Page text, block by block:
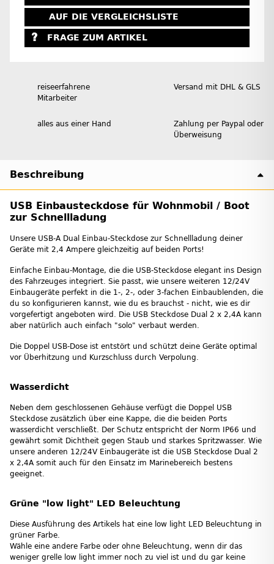
AUF DIE VERGLEICHSLISTE
FRAGE ZUM ARTIKEL
reiseerfahrene
Mitarbeiter
Versand mit DHL & GLS
alles aus einer Hand
Zahlung per Paypal oder
Überweisung
Beschreibung
USB Einbausteckdose für Wohnmobil / Boot
zur Schnellladung
Unsere USB-A Dual Einbau-Steckdose zur Schnellladung deiner
Geräte mit 2,4 Ampere gleichzeitig auf beiden Ports!
Einfache Einbau-Montage, die die USB-Steckdose elegant ins Design
des Fahrzeuges integriert. Sie passt, wie unsere weiteren 12/24V
Einbaugeräte perfekt in die 1-, 2-, oder 3-fachen Einbaublenden, die
du so konfigurieren kannst, wie du es brauchst - nicht, wie es dir
vorgefertigt angeboten wird. Die USB Steckdose Dual 2 x 2,4A kann
aber natürlich auch einfach "solo" verbaut werden.
Die Doppel USB-Dose ist entstört und schützt deine Geräte optimal
vor Überhitzung und Kurzschluss durch Verpolung.
Wasserdicht
Neben dem geschlossenen Gehäuse verfügt die Doppel USB
Steckdose zusätzlich über eine Kappe, die die beiden Ports
wasserdicht verschließt. Der Schutz entspricht der Norm IP66 und
gewährt somit Dichtheit gegen Staub und starkes Spritzwasser. Wie
unsere anderen 12/24V Einbaugeräte ist die USB Steckdose Dual 2
x 2,4A somit auch für den Einsatz im Marinebereich bestens
geeignet.
Grüne "low light" LED Beleuchtung
Diese Ausführung des Artikels hat eine low light LED Beleuchtung in
grüner Farbe.
Wähle eine andere Farbe oder ohne Beleuchtung, wenn dir das
weniger grelle low light immer noch zu viel ist und du gar keine